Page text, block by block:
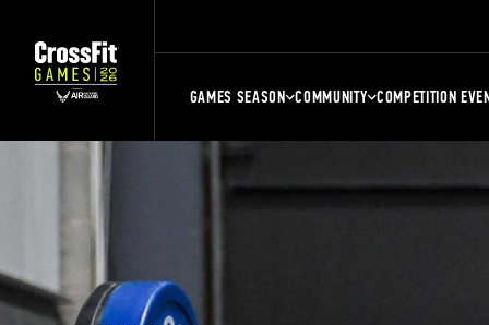
GAMES SEASON COMMUNITY COMPETITION